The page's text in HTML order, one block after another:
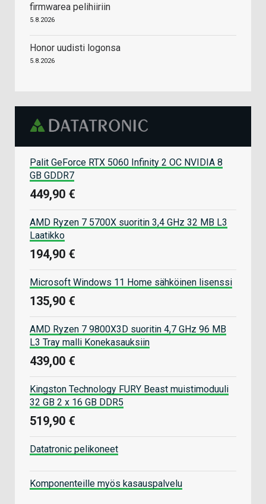
firmwarea pelihiiriin
5.8.2026
Honor uudisti logonsa
5.8.2026
Palit GeForce RTX 5060 Infinity 2 OC NVIDIA 8
GB GDDR7
449,90 €
AMD Ryzen 7 5700X suoritin 3,4 GHz 32 MB L3
Laatikko
194,90 €
Microsoft Windows 11 Home sähköinen lisenssi
135,90 €
AMD Ryzen 7 9800X3D suoritin 4,7 GHz 96 MB
L3 Tray malli Konekasauksiin
439,00 €
Kingston Technology FURY Beast muistimoduuli
32 GB 2 x 16 GB DDR5
519,90 €
Datatronic pelikoneet
Komponenteille myös kasauspalvelu